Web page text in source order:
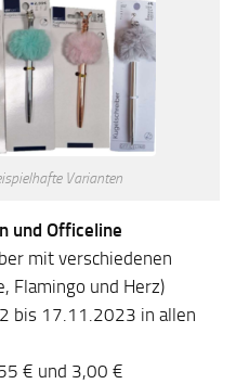
Varianten
und Officeline
mit verschiedenen
Flamingo und Herz)
bis 17.11.2023 in allen
€ und 3,00 €